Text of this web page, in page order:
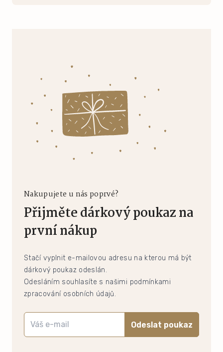
Nakupujete u nás poprvé?
Přijměte dárkový poukaz na
první nákup
Stačí vyplnit e-mailovou adresu na kterou má být
dárkový poukaz odeslán.
Odesláním souhlasíte s našimi podmínkami
zpracování osobních údajů.
Odeslat poukaz